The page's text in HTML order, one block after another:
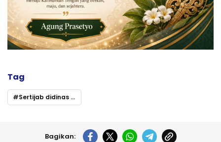
Tag
Sertijab didinas kehutanan provinsi klaumantan tengah
Bagikan: